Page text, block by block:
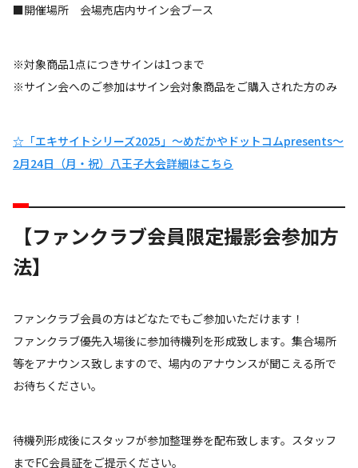
■開催場所 会場売店内サイン会ブース
※対象商品1点につきサインは1つまで
※サイン会へのご参加はサイン会対象商品をご購入された方のみ
☆「エキサイトシリーズ2025」～めだかやドットコムpresents～
2月24日（月・祝）八王子大会詳細はこちら
【ファンクラブ会員限定撮影会参加方
法】
ファンクラブ会員の方はどなたでもご参加いただけます！
ファンクラブ優先入場後に参加待機列を形成致します。集合場所
等をアナウンス致しますので、場内のアナウンスが聞こえる所で
お待ちください。
待機列形成後にスタッフが参加整理券を配布致します。スタッフ
までFC会員証をご提示ください。